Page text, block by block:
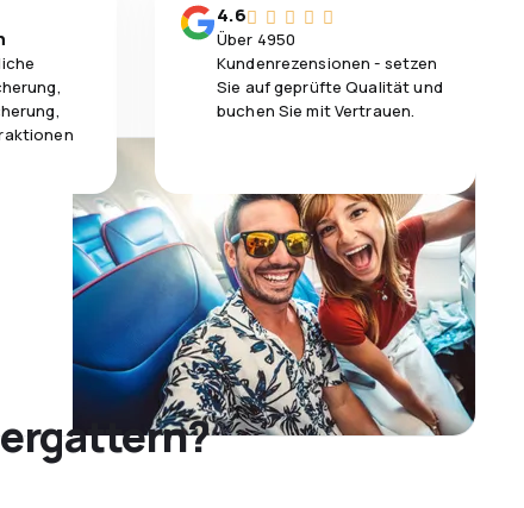
4.6
Über 4950
Kundenrezensionen - setzen
Sie auf geprüfte Qualität und
buchen Sie mit Vertrauen.